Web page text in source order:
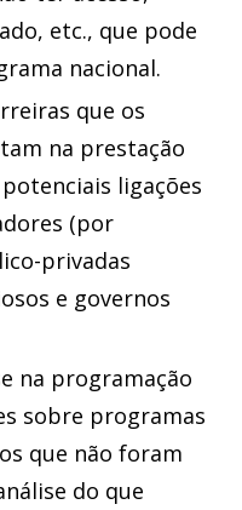
etc., que pode
nacional.
que os
na prestação
ligações
(por
privadas
e governos
na programação
sobre programas
que não foram
do que